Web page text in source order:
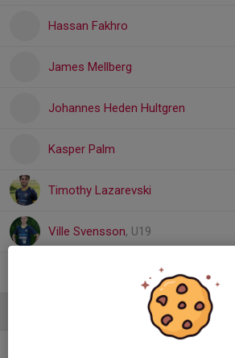
Hassan Fakhro
James Mellberg
Johannes Heden Hultgren
Kasper Palm
Timothy Lazarevski
Ville Svensson, U19
William Lundh Schiano